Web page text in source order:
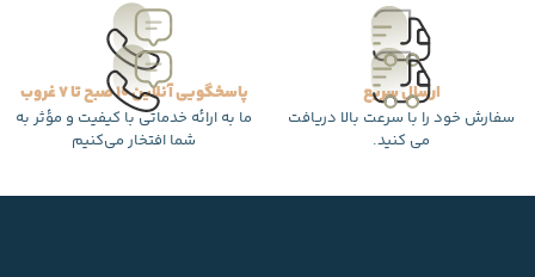
ارسال سریع
سفارش خود را با سرعت بالا دریافت
می کنید.
پاسخگویی آنلاین 10 صبح تا 7 غروب
ما به ارائه خدماتی با کیفیت و مؤثر به
شما افتخار می‌کنیم